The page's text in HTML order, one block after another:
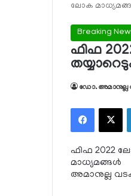
ലോക
Breaking
ഫിഫ
ഡോ. അമാനുല്ല
Facebook
X
ഫിഫ 2022
മാധ്യമങ്ങള്‍
അമാനുല്ല